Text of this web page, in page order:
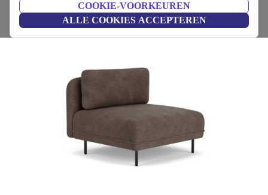
COOKIE-VOORKEUREN
ALLE COOKIES ACCEPTEREN
bruin
(Beoordelingen worden verzameld)